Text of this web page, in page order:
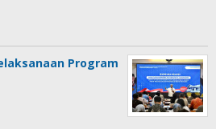
Program